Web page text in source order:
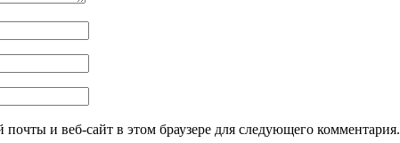
и веб-сайт в этом браузере для следующего комментария.